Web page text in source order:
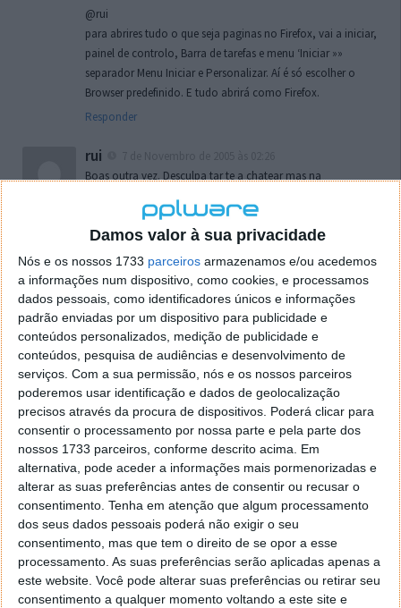
Damos valor à sua privacidade
Nós e os nossos 1733 parceiros armazenamos e/ou acedemos
a informações num dispositivo, como cookies, e processamos
dados pessoais, como identificadores únicos e informações
padrão enviadas por um dispositivo para publicidade e
conteúdos personalizados, medição de publicidade e
conteúdos, pesquisa de audiências e desenvolvimento de
serviços. Com a sua permissão, nós e os nossos parceiros
poderemos usar identificação e dados de geolocalização
precisos através da procura de dispositivos. Poderá clicar para
consentir o processamento por nossa parte e pela parte dos
nossos 1733 parceiros, conforme descrito acima. Em
alternativa, pode aceder a informações mais pormenorizadas e
alterar as suas preferências antes de consentir ou recusar o
consentimento. Tenha em atenção que algum processamento
dos seus dados pessoais poderá não exigir o seu
consentimento, mas que tem o direito de se opor a esse
processamento. As suas preferências serão aplicadas apenas a
este website. Você pode alterar suas preferências ou retirar seu
consentimento a qualquer momento voltando a este site e
@rui
para abrires tudo o que seja paginas no Firefox, vai a iniciar,
painel de controlo, Barra de tarefas e menu ‘Iniciar »»
separador Menu Iniciar e Personalizar. Aí é só escolher o
Browser predefinido. E tudo abrirá como Firefox.
Responder
rui
Boas outra vez. Desculpa tar te a chatear mas na
o firefox como browser predefenido
de control tudo e nada. Tou a comecar a desesperar, ate ja
tentei apagar o explorer na tentativa de forçar o uso do
firefox mas em vao. Kaso te lembres de outra dica fico
agradecido, caso contrario obrigado a mesma
Responder
Vítor M.
7 de Novembro de 2005 às 01:39
@Reporter
Desculpa mas o link funciona. Seja como for segue por mail
o MSn Messenger 8.
Responder
Vítor M.
7 de Novembro de 2005 às 11:21
@Rui
Tens de encontrar o que te falei. Faz da seguinte maneira,
janela iniciar e no topo dessa janela com o botão direito do
rato faz propriedades. Depois no separador Menu ‘Iniciar’
clica no botão ‘Personalizar’ aí encontrarás no separador
geral a opção para escolheres o Browser com que queres